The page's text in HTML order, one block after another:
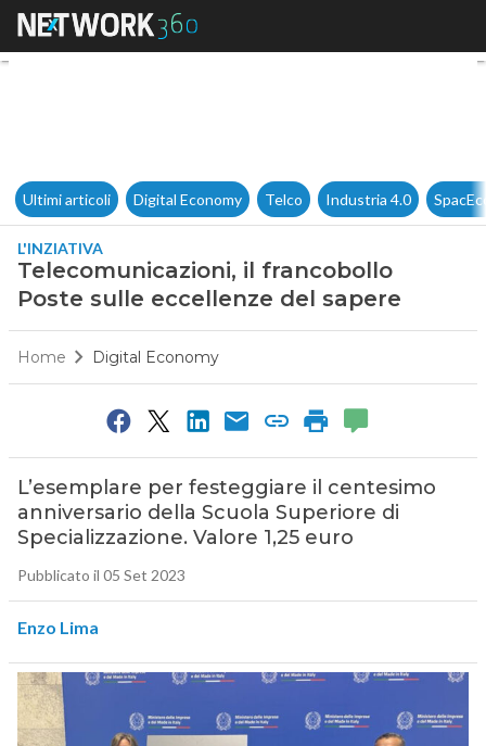
Telecomunicazioni, il
Ultimi articoli Digital Economy Telco Industria 4.0
L'INZIATIVA
Telecomunicazioni, il francobollo
Poste sulle eccellenze del sapere
Home Digital Economy
L’esemplare per festeggiare il centesimo
anniversario della Scuola Superiore di
Specializzazione. Valore 1,25 euro
Pubblicato il 05 Set 2023
Enzo Lima